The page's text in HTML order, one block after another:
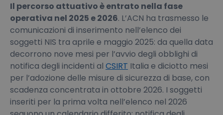
Il percorso attuativo è entrato nella fase
operativa nel 2025 e 2026. L’ACN ha trasmesso le
comunicazioni di inserimento nell’elenco dei
soggetti NIS tra aprile e maggio 2025: da quella data
decorrono nove mesi per l’avvio degli obblighi di
notifica degli incidenti al CSIRT Italia e diciotto mesi
per l’adozione delle misure di sicurezza di base, con
scadenza concentrata in ottobre 2026. I soggetti
inseriti per la prima volta nell’elenco nel 2026